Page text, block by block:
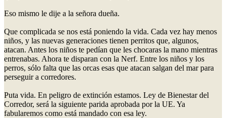
Eso mismo le dije a la señora dueña.
Que complicada se nos está poniendo la vida. Cada vez hay menos
niños, y las nuevas generaciones tienen perritos que, algunos,
atacan. Antes los niños te pedían que les chocaras la mano mientras
entrenabas. Ahora te disparan con la Nerf. Entre los niños y los
perros, sólo falta que las orcas esas que atacan salgan del mar para
perseguir a corredores.
Puta vida. En peligro de extinción estamos. Ley de Bienestar del
Corredor, será la siguiente parida aprobada por la UE. Ya
fabularemos como está mandado con esa ley.